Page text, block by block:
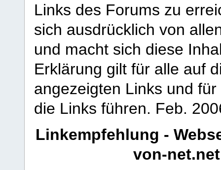
Links des Forums zu
sich ausdrücklich von
und macht sich diese
Erklärung gilt für alle auf
angezeigten Links und
die Links führen. Feb.
Linkempfehlung -
von-net.net